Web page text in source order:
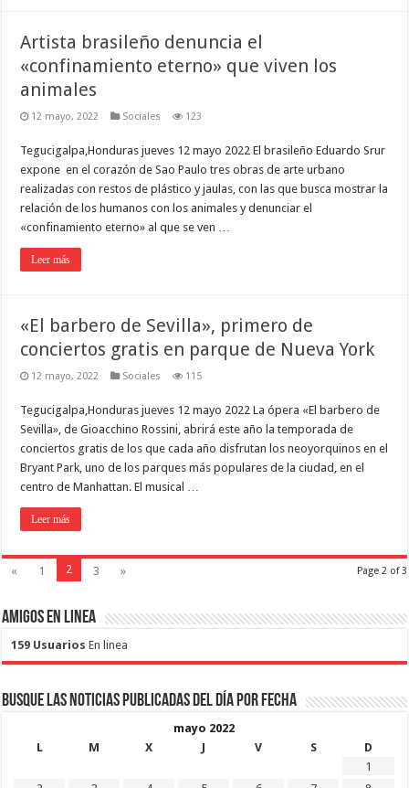
Artista brasileño denuncia el
«confinamiento eterno» que viven los
animales
12 mayo, 2022 Sociales 123
Tegucigalpa,Honduras jueves 12 mayo 2022 El brasileño Eduardo Srur
expone en el corazón de Sao Paulo tres obras de arte urbano
realizadas con restos de plástico y jaulas, con las que busca mostrar la
relación de los humanos con los animales y denunciar el
«confinamiento eterno» al que se ven …
Leer más
«El barbero de Sevilla», primero de
conciertos gratis en parque de Nueva York
12 mayo, 2022 Sociales 115
Tegucigalpa,Honduras jueves 12 mayo 2022 La ópera «El barbero de
Sevilla», de Gioacchino Rossini, abrirá este año la temporada de
conciertos gratis de los que cada año disfrutan los neoyorquinos en el
Bryant Park, uno de los parques más populares de la ciudad, en el
centro de Manhattan. El musical …
Leer más
Page 2 of 3
« 1 2 3 »
Amigos en Linea
159 Usuarios En linea
Busque las noticias publicadas del día por fecha
mayo 2022
L
M X J V S
D
1